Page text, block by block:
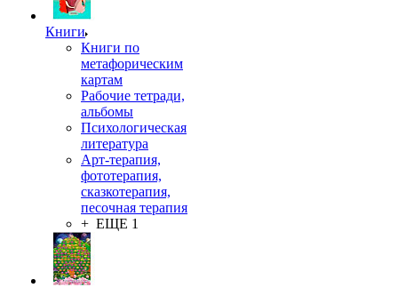
Книги
Книги по
метафорическим
картам
Рабочие тетради,
альбомы
Психологическая
литература
Арт-терапия,
фототерапия,
сказкотерапия,
песочная терапия
+ ЕЩЕ 1